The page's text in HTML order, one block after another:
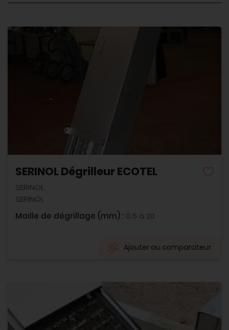
SERINOL Dégrilleur ECOTEL
SERINOL
SERINOL
Maille de dégrillage (mm) : 0.5 à 20
Ajouter au comparateur